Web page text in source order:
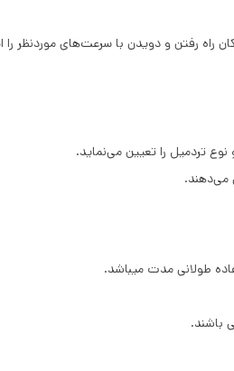
رفتن و دویدن با سرعت‌های موردنظر را
تردمیل را تعیین می‌نماید.
می‌دهند.